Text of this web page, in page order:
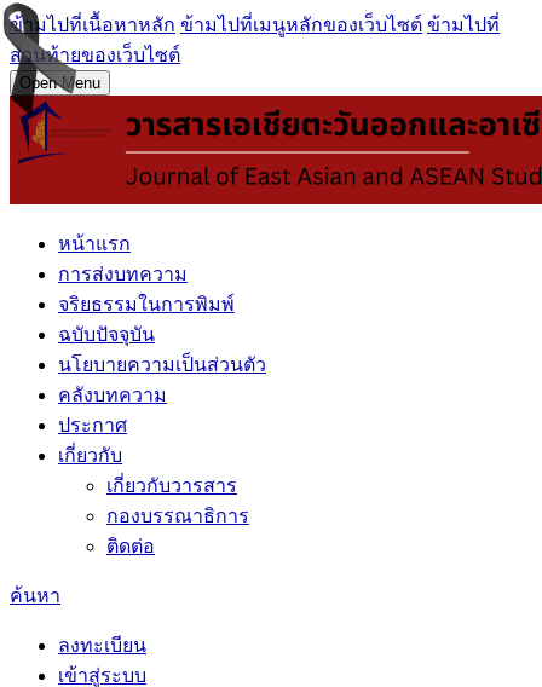
ข้ามไปที่เนื้อหาหลัก ข้ามไปที่เมนูหลักของเว็บไซต์ ข้ามไปที่
ส่วนท้ายของเว็บไซต์
Open Menu
หน้าแรก
การส่งบทความ
จริยธรรมในการพิมพ์
ฉบับปัจจุบัน
นโยบายความเป็นส่วนตัว
คลังบทความ
ประกาศ
เกี่ยวกับ
เกี่ยวกับวารสาร
กองบรรณาธิการ
ติดต่อ
ค้นหา
ลงทะเบียน
เข้าสู่ระบบ